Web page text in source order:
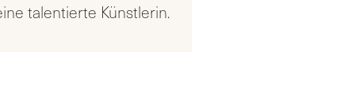
talentierte Künstlerin.